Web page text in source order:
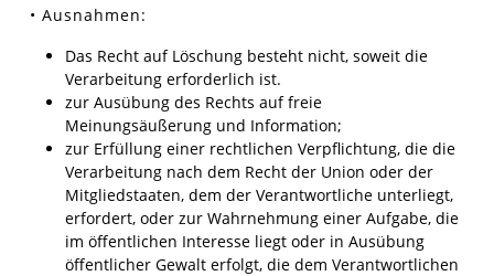
• Ausnahmen:
Das Recht auf Löschung besteht nicht, soweit die
Verarbeitung erforderlich ist.
zur Ausübung des Rechts auf freie
Meinungsäußerung und Information;
zur Erfüllung einer rechtlichen Verpflichtung, die die
Verarbeitung nach dem Recht der Union oder der
Mitgliedstaaten, dem der Verantwortliche unterliegt,
erfordert, oder zur Wahrnehmung einer Aufgabe, die
im öffentlichen Interesse liegt oder in Ausübung
öffentlicher Gewalt erfolgt, die dem Verantwortlichen